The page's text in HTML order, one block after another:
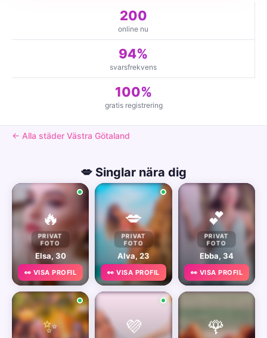
200
online nu
94%
svarsfrekvens
100%
gratis registrering
← Alla städer Västra Götaland
💋 Singlar nära dig
🔥
PRIVAT
FOTO
Elsa, 30
👀 VISA PROFIL
💋
PRIVAT
FOTO
Alva, 23
👀 VISA PROFIL
💕
PRIVAT
FOTO
Ebba, 34
👀 VISA PROFIL
✨ 💜 🌹